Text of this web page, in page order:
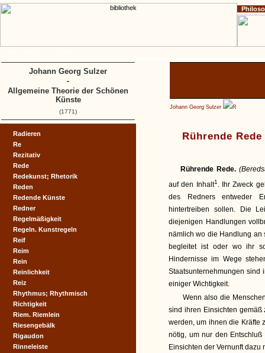
Johann Georg Sulzer R
Rührende Rede
Rührende Rede.
auf den Inhalt1 . Ihr Zweck
des Redners entweder
hintertreiben sollen. Die
diejenigen Handlungen
nämlich wo die Handlung an
begleitet ist oder wo ihr
Hindernisse im Wege
Staatsunternehmungen sind
einiger Wichtigkeit.
Wenn also die
sind ihren Einsichten
werden, um ihnen die Kräfte
nötig, um nur den
Einsichten der Vernunft
Radieren
Re
Rezitativ
Rede
Redekunst; Rhetorik
Reden
Redende Künste
Redner
Regelmäßigkeit
Regeln. Kunstregeln
Reif
Reim
Rein
Reinlichkeit
Reiz
Rhythmus; Rhythmisch
Richtigkeit
Riem. Riemlein
Riesengebälk
Rigaudon
Rinneleiste
Johann Georg Sulzer
-
Allgemeine Theorie der Schönen
Künste
(1771)